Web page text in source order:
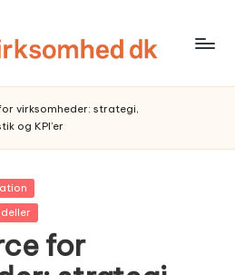
virksomheder: strategi,
og KPI’er
for